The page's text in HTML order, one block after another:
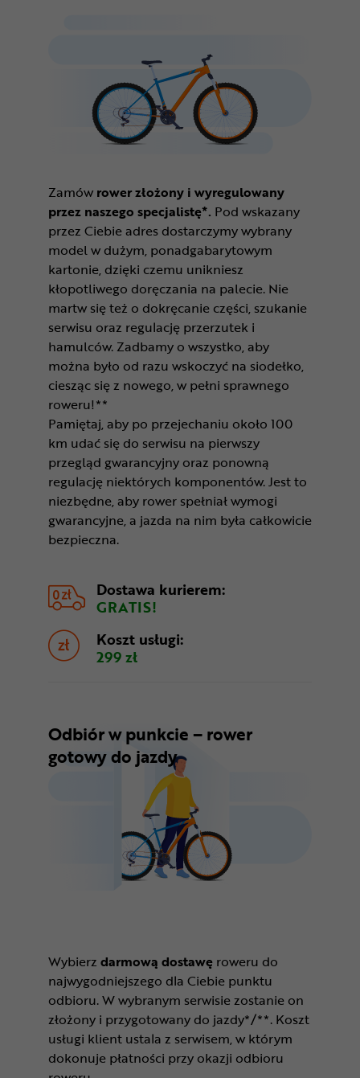
Zamów rower złożony i wyregulowany
przez naszego specjalistę*. Pod wskazany
przez Ciebie adres dostarczymy wybrany
model w dużym, ponadgabarytowym
kartonie, dzięki czemu unikniesz
kłopotliwego doręczania na palecie. Nie
martw się też o dokręcanie części, szukanie
serwisu oraz regulację przerzutek i
hamulców. Zadbamy o wszystko, aby
można było od razu wskoczyć na siodełko,
ciesząc się z nowego, w pełni sprawnego
roweru!**
Pamiętaj, aby po przejechaniu około 100
km udać się do serwisu na pierwszy
przegląd gwarancyjny oraz ponowną
regulację niektórych komponentów. Jest to
niezbędne, aby rower spełniał wymogi
gwarancyjne, a jazda na nim była całkowicie
bezpieczna.
Dostawa kurierem:
GRATIS!
Koszt usługi:
299 zł
Odbiór w punkcie – rower
gotowy do jazdy
Wybierz darmową dostawę roweru do
najwygodniejszego dla Ciebie punktu
odbioru. W wybranym serwisie zostanie on
złożony i przygotowany do jazdy*/**. Koszt
usługi klient ustala z serwisem, w którym
dokonuje płatności przy okazji odbioru